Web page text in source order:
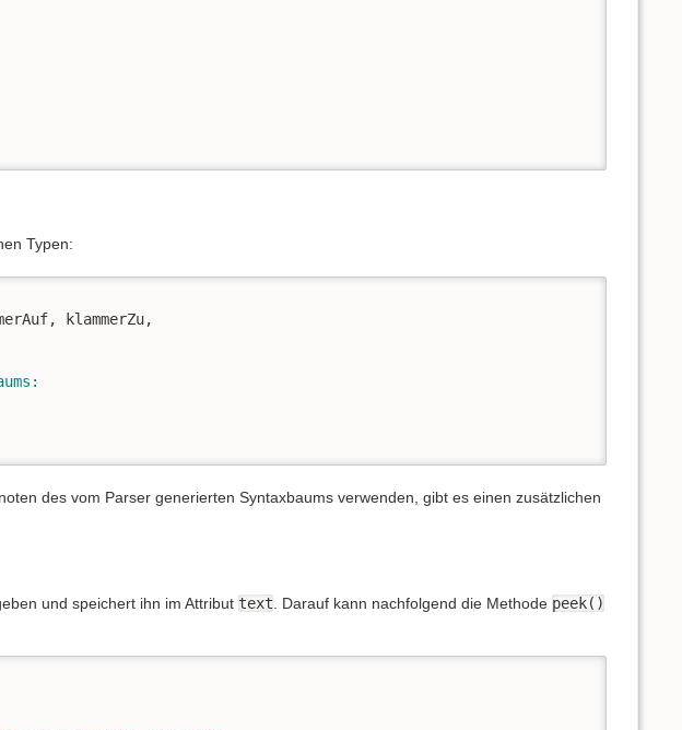
Typen:
des vom Parser generierten Syntaxbaums verwenden, gibt es einen zusätzlichen
und speichert ihn im Attribut text . Darauf kann nachfolgend die Methode peek()